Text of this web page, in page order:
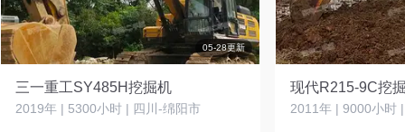
05-28更新
三一重工SY485H挖掘机
2019年 | 5300小时 | 四川-绵阳市
现代R215-9C挖
2011年 | 9000小时